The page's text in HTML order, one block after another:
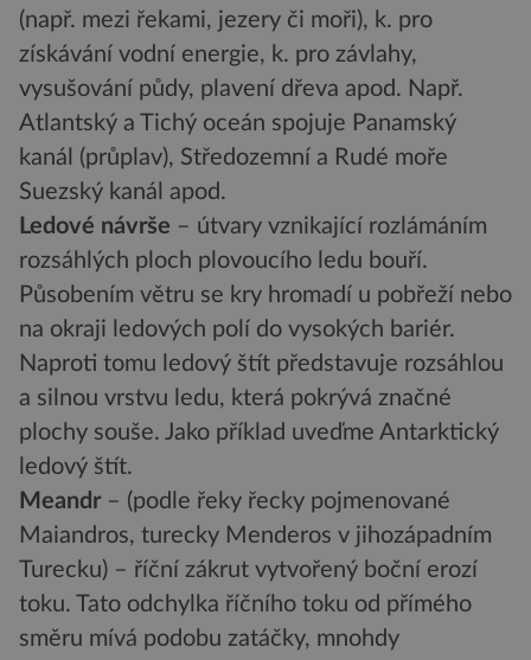
(např. mezi řekami, jezery či moři), k. pro
získávání vodní energie, k. pro závlahy,
vysušování půdy, plavení dřeva apod. Např.
Atlantský a Tichý oceán spojuje Panamský
kanál (průplav), Středozemní a Rudé moře
Suezský kanál apod.
Ledové návrše – útvary vznikající rozlámáním
rozsáhlých ploch plovoucího ledu bouří.
Působením větru se kry hromadí u pobřeží nebo
na okraji ledových polí do vysokých bariér.
Naproti tomu ledový štít představuje rozsáhlou
a silnou vrstvu ledu, která pokrývá značné
plochy souše. Jako příklad uveďme Antarktický
ledový štít.
Meandr– (podle řeky řecky pojmenované
Maiandros, turecky Menderos v jihozápadním
Turecku) – říční zákrut vytvořený boční erozí
toku. Tato odchylka říčního toku od přímého
směru mívá podobu zatáčky, mnohdy